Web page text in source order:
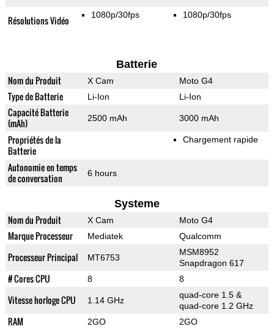
Résolutions Vidéo 1080p/30fps 1080p/30fps
Batterie
Nom du Produit X Cam Moto G4
Type de Batterie Li-Ion Li-Ion
Capacité Batterie
(mAh)
2500 mAh 3000 mAh
Propriétés de la
Batterie
Chargement rapide
Autonomie en temps
de conversation
6 hours
Systeme
Nom du Produit X Cam Moto G4
Marque Processeur Mediatek Qualcomm
Processeur Principal MT6753
MSM8952
Snapdragon 617
# Cores CPU 8 8
Vitesse horloge CPU 1.14 GHz
quad-core 1.5 &
quad-core 1.2 GHz
RAM 2GO 2GO